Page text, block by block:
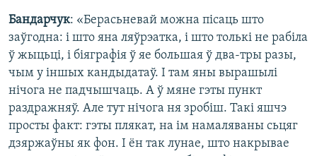
Бандарчук: «Берасьневай можна пісаць што
заўгодна: і што яна ляўрэатка, і што толькі не рабіла
ў жыцьці, і біяграфія ў яе большая ў два-тры разы,
чым у іншых кандыдатаў. І там яны вырашылі
нічога не падчышчаць. А ў мяне гэты пункт
раздражняў. Але тут нічога ня зробіш. Такі яшчэ
просты факт: гэты плякат, на ім намаляваны сьцяг
дзяржаўны як фон. І ён так лунае, што накрывае